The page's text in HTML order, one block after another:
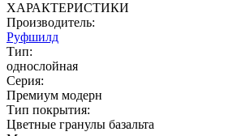
ХАРАКТЕРИСТИКИ
Производитель:
Руфшилд
Тип:
однослойная
Серия:
Премиум модерн
Тип покрытия:
Цветные гранулы базальта